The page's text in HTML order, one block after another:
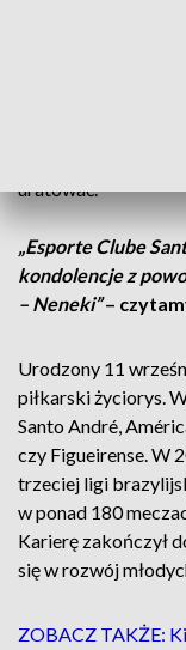
uratować.
„Esporte Clube
kondolencje z
– Neneki”–
Urodzony 11
piłkarski życiorys.
Santo André,
czy Figueirense. W
trzeciej ligi
w ponad 180
Karierę zakończył
się w rozwój
ZOBACZ TAKŻE: